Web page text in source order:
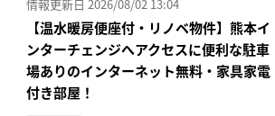
情報更新日 2026/08/02 13:04
【温水暖房便座付・リノベ物件】熊本イ
ンターチェンジへアクセスに便利な駐車
場ありのインターネット無料・家具家電
付き部屋！